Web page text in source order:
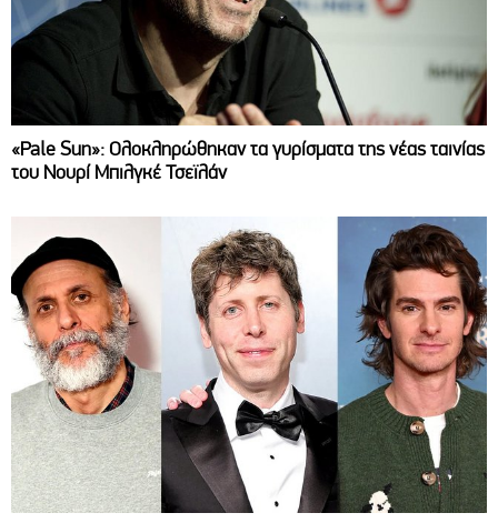
«Pale Sun»: Ολοκληρώθηκαν τα γυρίσματα της νέας ταινίας
του Νουρί Μπιλγκέ Τσεϊλάν